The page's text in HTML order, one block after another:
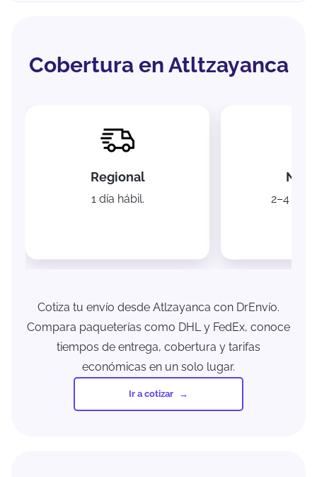
Cobertura en Atltzayanca
Regional
1 día hábil. 2–4 días
Cotiza tu envío desde Atlzayanca con DrEnvío.
Compara paqueterías como DHL y FedEx, conoce
tiempos de entrega, cobertura y tarifas
económicas en un solo lugar.
Ir a cotizar